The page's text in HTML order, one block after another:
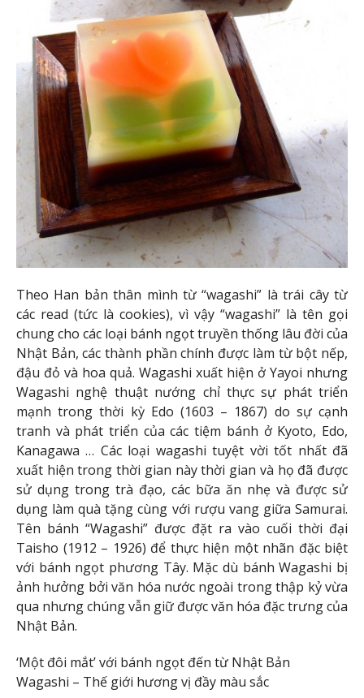
Theo Han bản thân mình từ “wagashi” là trái cây từ
các read (tức là cookies), vì vậy “wagashi” là tên gọi
chung cho các loại bánh ngọt truyền thống lâu đời của
Nhật Bản, các thành phần chính được làm từ bột nếp,
đậu đỏ và hoa quả. Wagashi xuất hiện ở Yayoi nhưng
Wagashi nghệ thuật nướng chỉ thực sự phát triển
mạnh trong thời kỳ Edo (1603 – 1867) do sự cạnh
tranh và phát triển của các tiệm bánh ở Kyoto, Edo,
Kanagawa … Các loại wagashi tuyệt vời tốt nhất đã
xuất hiện trong thời gian này thời gian và họ đã được
sử dụng trong trà đạo, các bữa ăn nhẹ và được sử
dụng làm quà tặng cùng với rượu vang giữa Samurai.
Tên bánh “Wagashi” được đặt ra vào cuối thời đại
Taisho (1912 – 1926) để thực hiện một nhãn đặc biệt
với bánh ngọt phương Tây. Mặc dù bánh Wagashi bị
ảnh hưởng bởi văn hóa nước ngoài trong thập kỷ vừa
qua nhưng chúng vẫn giữ được văn hóa đặc trưng của
Nhật Bản.
‘Một đôi mắt’ với bánh ngọt đến từ Nhật Bản
Wagashi – Thế giới hương vị đầy màu sắc